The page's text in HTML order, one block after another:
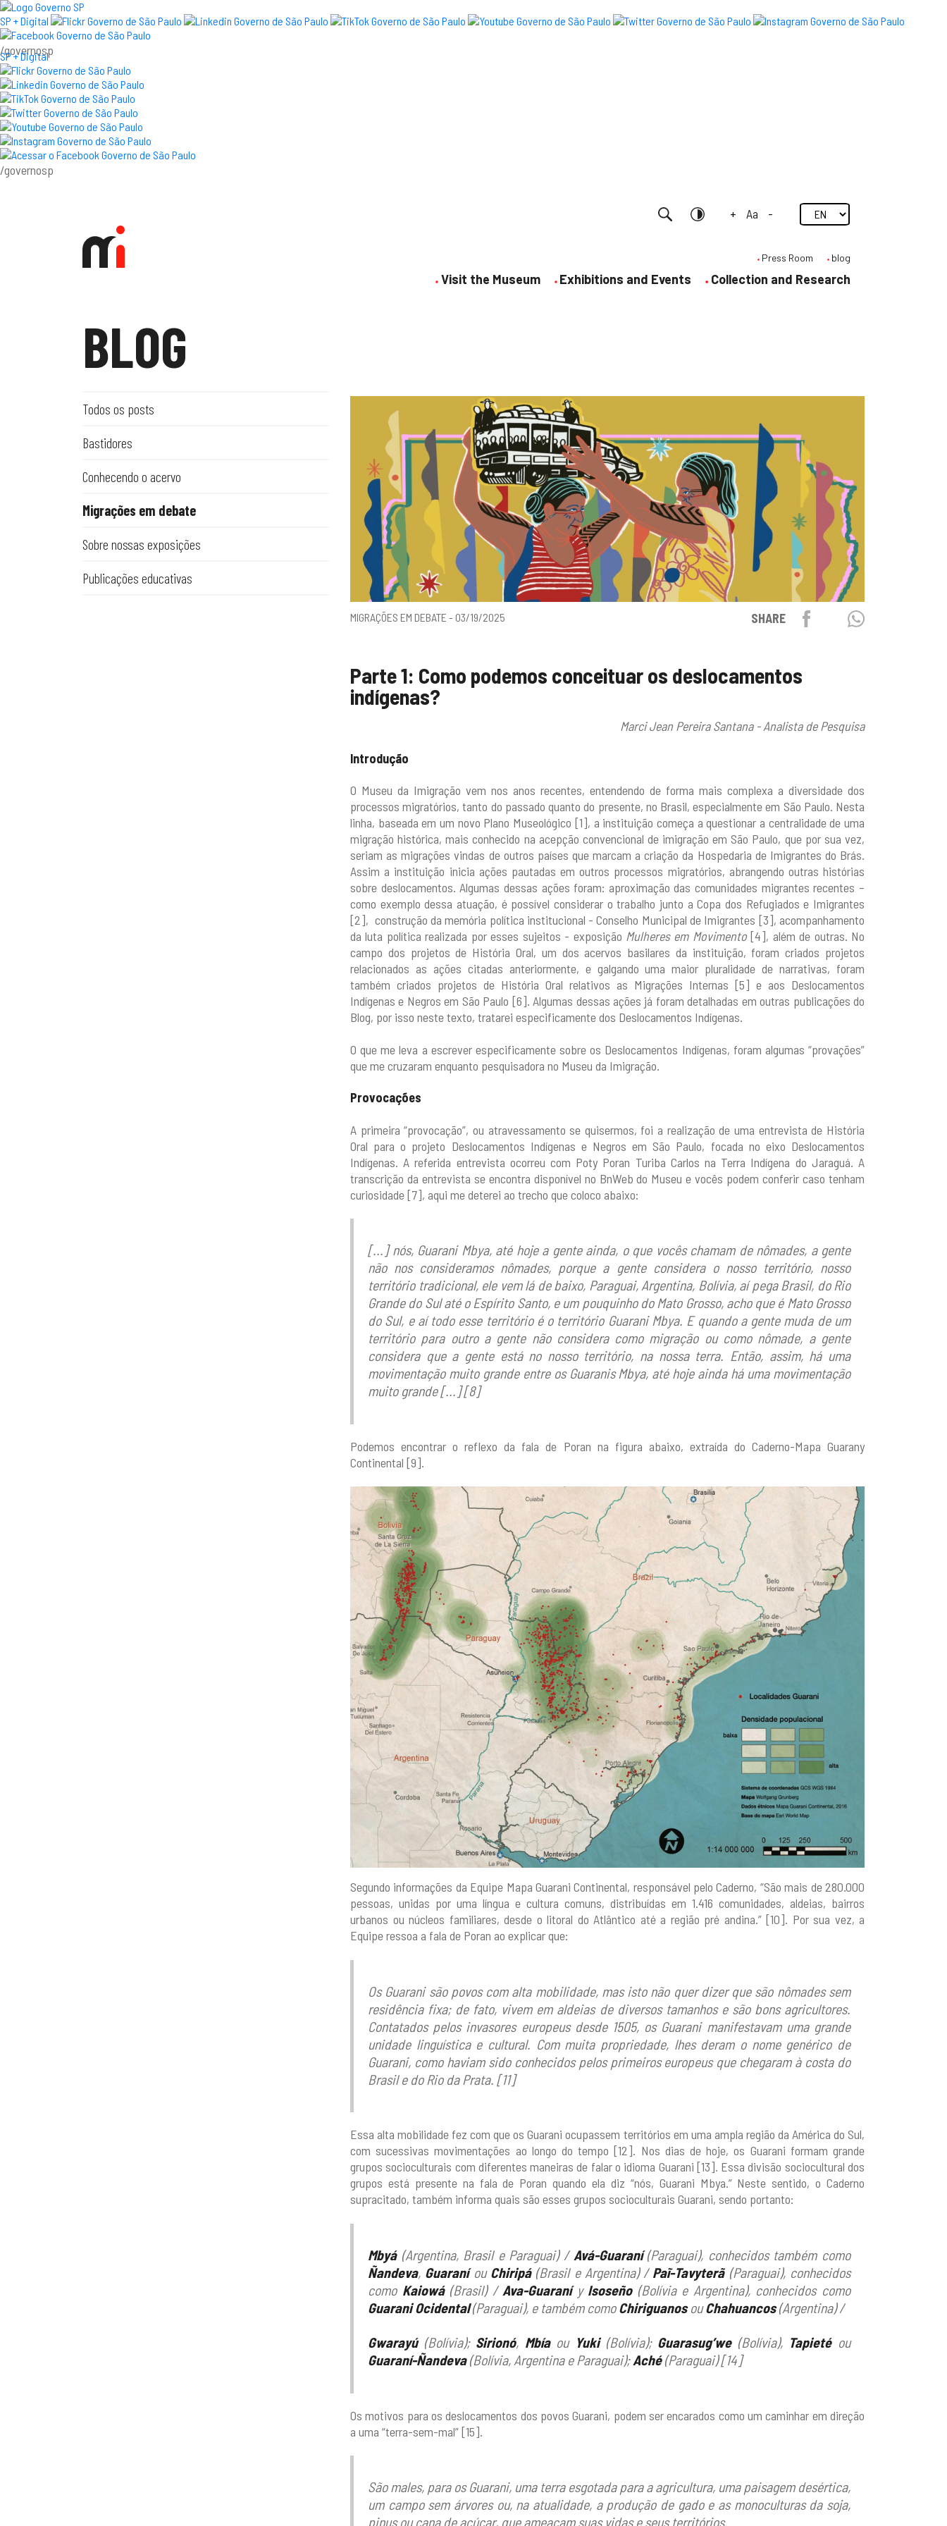
SP + Digital
/governosp
SP + Digital
/governosp
ResearchContrast + Aa -
Visit the Museum Exhibitions and Events Collection and Research
Press Room blog
BLOG
Todos os posts
Bastidores
Conhecendo o acervo
Migrações em debate
Sobre nossas exposições
Publicações educativas
MIGRAÇÕES EM DEBATE - 03/19/2025 SHARE FacebookTwitterWhatsapp
Parte 1: Como podemos conceituar os deslocamentos
indígenas?
Marci Jean Pereira Santana - Analista de Pesquisa
Introdução
O Museu da Imigração vem nos anos recentes, entendendo de forma mais complexa a diversidade dos
processos migratórios, tanto do passado quanto do presente, no Brasil, especialmente em São Paulo. Nesta
linha, baseada em um novo Plano Museológico [1], a instituição começa a questionar a centralidade de uma
migração histórica, mais conhecido na acepção convencional de imigração em São Paulo, que por sua vez,
seriam as migrações vindas de outros países que marcam a criação da Hospedaria de Imigrantes do Brás.
Assim a instituição inicia ações pautadas em outros processos migratórios, abrangendo outras histórias
sobre deslocamentos. Algumas dessas ações foram: aproximação das comunidades migrantes recentes –
como exemplo dessa atuação, é possível considerar o trabalho junto a Copa dos Refugiados e Imigrantes
[2], construção da memória política institucional - Conselho Municipal de Imigrantes [3], acompanhamento
da luta política realizada por esses sujeitos - exposição Mulheres em Movimento[4], além de outras. No
campo dos projetos de História Oral, um dos acervos basilares da instituição, foram criados projetos
relacionados as ações citadas anteriormente, e galgando uma maior pluralidade de narrativas, foram
também criados projetos de História Oral relativos as Migrações Internas [5] e aos Deslocamentos
Indígenas e Negros em São Paulo [6]. Algumas dessas ações já foram detalhadas em outras publicações do
Blog, por isso neste texto, tratarei especificamente dos Deslocamentos Indígenas.
O que me leva a escrever especificamente sobre os Deslocamentos Indígenas, foram algumas “provações”
que me cruzaram enquanto pesquisadora no Museu da Imigração.
Provocações
A primeira “provocação”, ou atravessamento se quisermos, foi a realização de uma entrevista de História
Oral para o projeto Deslocamentos Indígenas e Negros em São Paulo, focada no eixo Deslocamentos
Indígenas. A referida entrevista ocorreu com Poty Poran Turiba Carlos na Terra Indígena do Jaraguá. A
transcrição da entrevista se encontra disponível no BnWeb do Museu e vocês podem conferir caso tenham
curiosidade [7], aqui me deterei ao trecho que coloco abaixo:
[...] nós, Guarani Mbya, até hoje a gente ainda, o que vocês chamam de nômades, a gente
não nos consideramos nômades, porque a gente considera o nosso território, nosso
território tradicional, ele vem lá de baixo, Paraguai, Argentina, Bolívia, aí pega Brasil, do Rio
Grande do Sul até o Espírito Santo, e um pouquinho do Mato Grosso, acho que é Mato Grosso
do Sul, e aí todo esse território é o território Guarani Mbya. E quando a gente muda de um
território para outro a gente não considera como migração ou como nômade, a gente
considera que a gente está no nosso território, na nossa terra. Então, assim, há uma
movimentação muito grande entre os Guaranis Mbya, até hoje ainda há uma movimentação
muito grande [...] [8]
Podemos encontrar o reflexo da fala de Poran na figura abaixo, extraída do Caderno-Mapa Guarany
Continental [9].
Segundo informações da Equipe Mapa Guarani Continental, responsável pelo Caderno, “São mais de 280.000
pessoas, unidas por uma língua e cultura comuns, distribuídas em 1.416 comunidades, aldeias, bairros
urbanos ou núcleos familiares, desde o litoral do Atlântico até a região pré andina.” [10]. Por sua vez, a
Equipe ressoa a fala de Poran ao explicar que:
Os Guarani são povos com alta mobilidade, mas isto não quer dizer que são nômades sem
residência fixa; de fato, vivem em aldeias de diversos tamanhos e são bons agricultores.
Contatados pelos invasores europeus desde 1505, os Guarani manifestavam uma grande
unidade linguística e cultural. Com muita propriedade, lhes deram o nome genérico de
Guarani, como haviam sido conhecidos pelos primeiros europeus que chegaram à costa do
Brasil e do Rio da Prata. [11]
Essa alta mobilidade fez com que os Guarani ocupassem territórios em uma ampla região da América do Sul,
com sucessivas movimentações ao longo do tempo [12]. Nos dias de hoje, os Guarani formam grande
grupos socioculturais com diferentes maneiras de falar o idioma Guarani [13]. Essa divisão sociocultural dos
grupos está presente na fala de Poran quando ela diz “nós, Guarani Mbya.” Neste sentido, o Caderno
supracitado, também informa quais são esses grupos socioculturais Guarani, sendo portanto:
Mbyá(Argentina, Brasil e Paraguai) / Avá-Guaraní(Paraguai), conhecidos também como
Ñandeva, Guaraníou Chiripá(Brasil e Argentina) /Paĩ-Tavyterã(Paraguai), conhecidos
como Kaiowá(Brasil) / Ava-Guaraníy Isoseño(Bolívia e Argentina), conhecidos como
Guarani Ocidental(Paraguai), e também comoChiriguanosouChahuancos(Argentina) /
Gwarayú(Bolívia); Sirionó, MbíaouYuki(Bolívia); Guarasug’we(Bolívia), Tapietéou
Guaraní-Ñandeva(Bolívia, Argentina e Paraguai);Aché(Paraguai) [14]
Os motivos para os deslocamentos dos povos Guarani, podem ser encarados como um caminhar em direção
a uma “terra-sem-mal” [15].
São males, para os Guarani, uma terra esgotada para a agricultura, uma paisagem desértica,
um campo sem árvores ou, na atualidade, a produção de gado e as monoculturas da soja,
pinus ou cana de açúcar, que ameaçam suas vidas e seus territórios.